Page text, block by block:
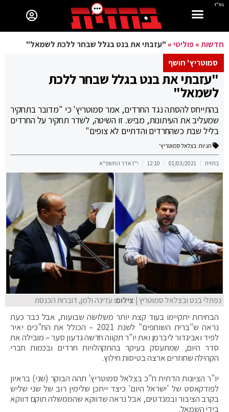
בס"ד
חדשות»פוליטי» "עזבתי את בנט בגלל שבחר ללכת לשמאל"
סמוטריץ' חושף
"עזבתי את בנט בגלל שבחר ללכת
לשמאל"
בהתייחס להסתה נגד החרדים, אמר סמוטריץ' כי "מדובר בתחקיר
שמעליב את העיתונות, מביש. זו השיטה, לשדר תחקיר על החרדים
בליל שבת כשהחרדים והדתיים לא צופים"
תגיות: בצלאל סמוטריץ'
בחזית 01/03/2021
12:10 י"ז אדר התשפ"א
נפתלי בנט ובצלאל סמוטריץ | צילום: עדינה ולמן, דוברות הכנסת
הבחירות יתקיימו בעוד קצת יותר משלושה שבועות, אבל כבר כעת
נראה ש"ברית השותפים" לשנת 2021 – הכולל את הח"כים יאיר
לפיד ואביגדור ליברמן ואת יו"ר תקווה חדשה גדעון סער – מובילה את
סדר היום, שמתעסק בעיקר בהתקהלויות חרדים ובכמות חברי
הקהילה שחוזרים ארצה בטיסות חילוץ.
יו"ר הציונות הדתית ח"כ בצלאל סמוטריץ' תהה הבוקר (שני) בראיון
לפודקאסט של 'ישראל היום' כיצד ייתכן שלימין רוב של שני שליש
בקרב הציבור ובמנדטים, אבל נראה שדווקא שהממשלה תוקם דווקא
בידי השמאל.